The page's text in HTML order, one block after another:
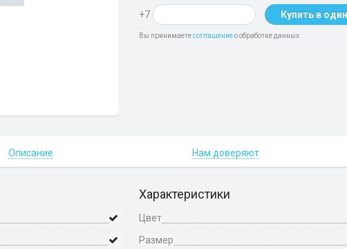
+7 Купить в
Вы принимаетесоглашениео обработке данных.
Описание Нам доверяют
Характеристики
Цвет
Размер